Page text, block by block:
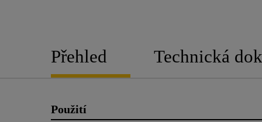
Přehled Technická
Použití